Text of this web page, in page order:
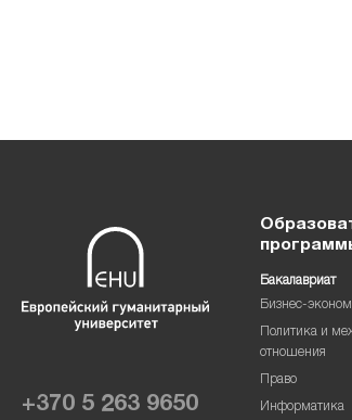
+370 5 263 9650
Бакалавриат
Бизнес-
Политика и
отношения
Право
Информатика